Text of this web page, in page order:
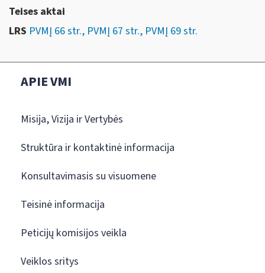
Teises aktai
LRS PVMĮ 66 str., PVMĮ 67 str., PVMĮ 69 str.
APIE VMI
Misija, Vizija ir Vertybės
Struktūra ir kontaktinė informacija
Konsultavimasis su visuomene
Teisinė informacija
Peticijų komisijos veikla
Veiklos sritys